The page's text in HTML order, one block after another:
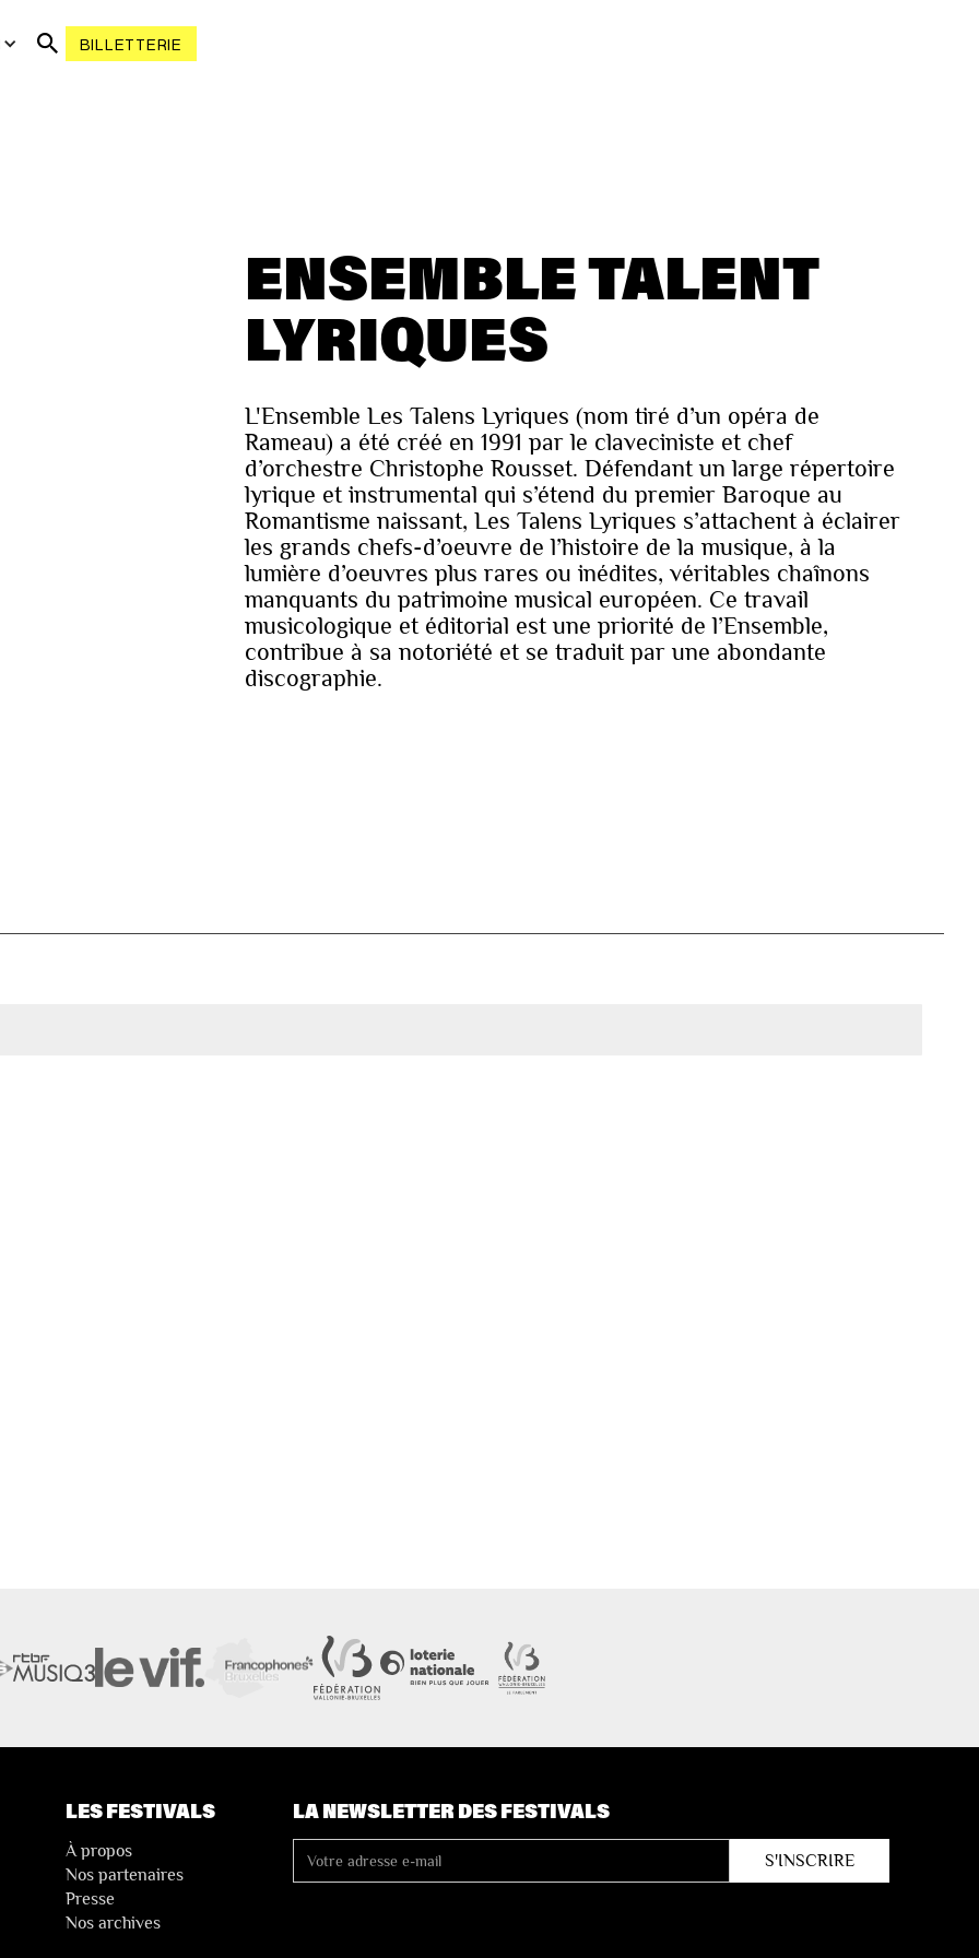
BILLETTERIE
ENSEMBLE TALENT
LYRIQUES
L'Ensemble Les Talens Lyriques (nom tiré d’un opéra de
Rameau) a été créé en 1991 par le claveciniste et chef
d’orchestre Christophe Rousset. Défendant un large répertoire
lyrique et instrumental qui s’étend du premier Baroque au
Romantisme naissant, Les Talens Lyriques s’attachent à éclairer
les grands chefs-d’oeuvre de l’histoire de la musique, à la
lumière d’oeuvres plus rares ou inédites, véritables chaînons
manquants du patrimoine musical européen. Ce travail
musicologique et éditorial est une priorité de l’Ensemble,
contribue à sa notoriété et se traduit par une abondante
discographie.
LES FESTIVALS
À propos
Nos partenaires
Presse
Nos archives
LA NEWSLETTER DES FESTIVALS